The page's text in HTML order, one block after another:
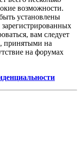
возможности.
установлены
вам следует
принятыми на
на форумах